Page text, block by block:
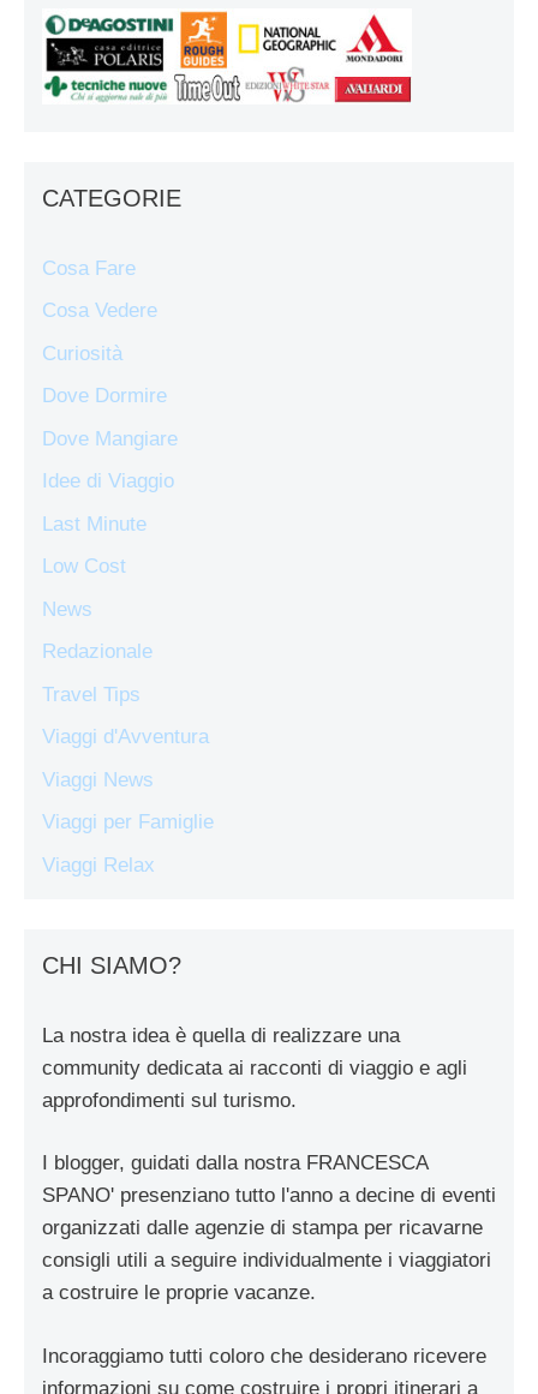
CATEGORIE
Cosa Fare
Cosa Vedere
Curiosità
Dove Dormire
Dove Mangiare
Idee di Viaggio
Last Minute
Low Cost
News
Redazionale
Travel Tips
Viaggi d'Avventura
Viaggi News
Viaggi per Famiglie
Viaggi Relax
CHI SIAMO?
La nostra idea è quella di realizzare una
community dedicata ai racconti di viaggio e agli
approfondimenti sul turismo.
I blogger, guidati dalla nostra FRANCESCA
SPANO' presenziano tutto l'anno a decine di eventi
organizzati dalle agenzie di stampa per ricavarne
consigli utili a seguire individualmente i viaggiatori
a costruire le proprie vacanze.
Incoraggiamo tutti coloro che desiderano ricevere
informazioni su come costruire i propri itinerari a